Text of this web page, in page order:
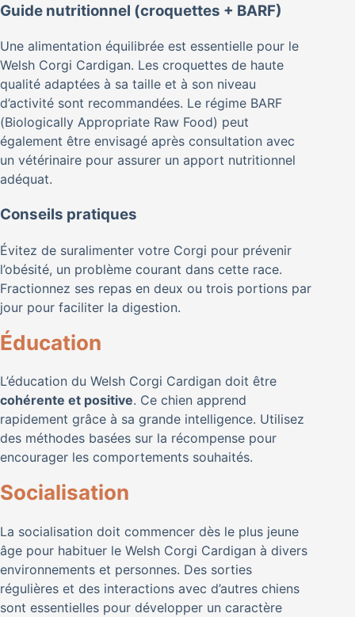
Guide nutritionnel (croquettes + BARF)
Une alimentation équilibrée est essentielle pour le
Welsh Corgi Cardigan. Les croquettes de haute
qualité adaptées à sa taille et à son niveau
d’activité sont recommandées. Le régime BARF
(Biologically Appropriate Raw Food) peut
également être envisagé après consultation avec
un vétérinaire pour assurer un apport nutritionnel
adéquat.
Conseils pratiques
Évitez de suralimenter votre Corgi pour prévenir
l’obésité, un problème courant dans cette race.
Fractionnez ses repas en deux ou trois portions par
jour pour faciliter la digestion.
Éducation
L’éducation du Welsh Corgi Cardigan doit être
cohérente et positive. Ce chien apprend
rapidement grâce à sa grande intelligence. Utilisez
des méthodes basées sur la récompense pour
encourager les comportements souhaités.
Socialisation
La socialisation doit commencer dès le plus jeune
âge pour habituer le Welsh Corgi Cardigan à divers
environnements et personnes. Des sorties
régulières et des interactions avec d’autres chiens
sont essentielles pour développer un caractère